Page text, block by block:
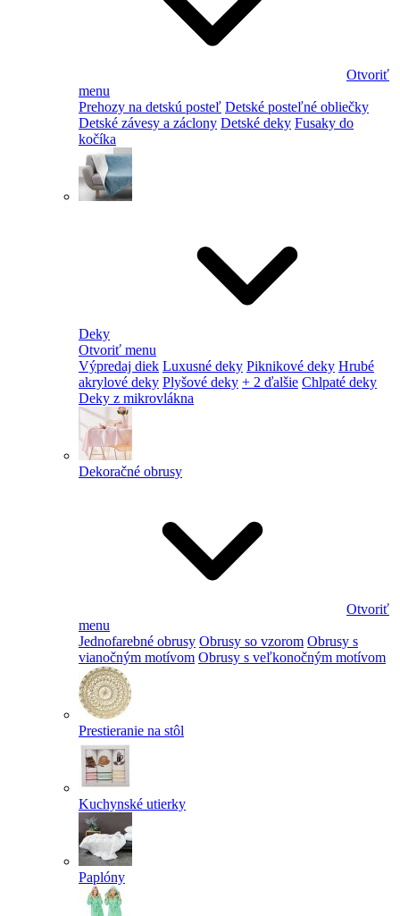
Otvoriť
menu
Prehozy na detskú posteľ Detské posteľné obliečky
Detské závesy a záclony Detské deky Fusaky do
kočíka
Deky
Otvoriť menu
Výpredaj diek Luxusné deky Piknikové deky Hrubé
akrylové deky Plyšové deky + 2 ďalšie Chlpaté deky
Deky z mikrovlákna
Dekoračné obrusy
Otvoriť
menu
Jednofarebné obrusy Obrusy so vzorom Obrusy s
vianočným motívom Obrusy s veľkonočným motívom
Prestieranie na stôl
Kuchynské utierky
Paplóny